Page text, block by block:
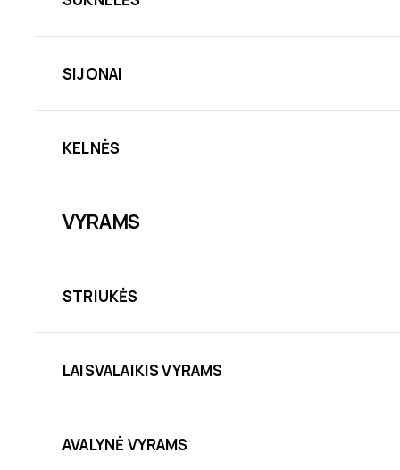
SIJONAI
KELNĖS
VYRAMS
STRIUKĖS
LAISVALAIKIS VYRAMS
AVALYNĖ VYRAMS